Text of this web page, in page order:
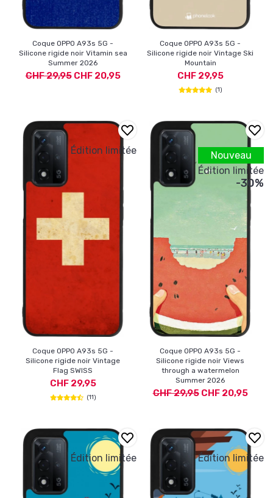
Coque OPPO A93s 5G -
Silicone rigide noir Vitamin sea
Summer 2026
CHF 29,95CHF 20,95
Coque OPPO A93s 5G -
Silicone rigide noir Vintage Ski
Mountain
CHF 29,95
(1)
Coque OPPO A93s 5G -
Silicone rigide noir Vintage
Flag SWISS
CHF 29,95
(11)
Édition limitée
Coque OPPO A93s 5G -
Silicone rigide noir Views
through a watermelon
Summer 2026
CHF 29,95CHF 20,95
Nouveau
Édition limitée
-30%
Édition limitée Édition limitée